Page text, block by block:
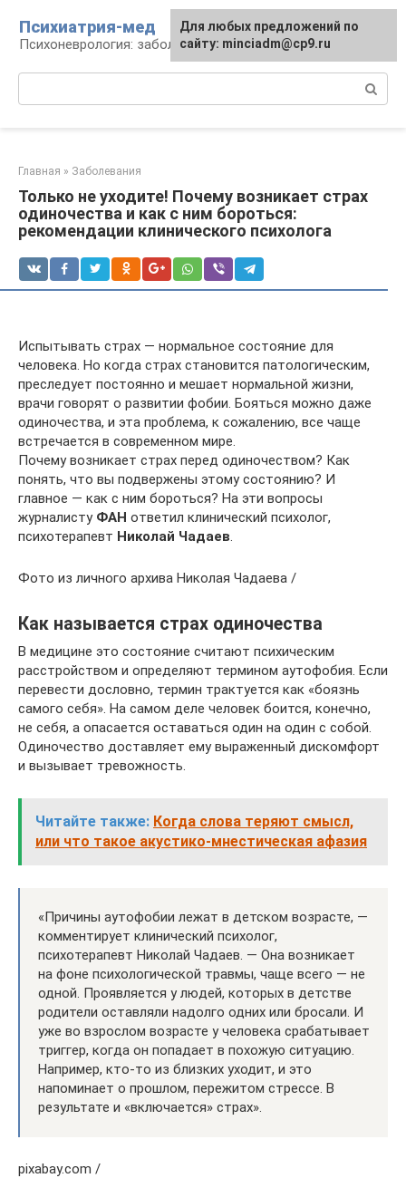
контенту
Психиатрия-мед
Психоневрология: заболевания и терапия
Главная » Заболевания
Только не уходите! Почему возникает страх
одиночества и как с ним бороться:
рекомендации клинического психолога
Испытывать страх — нормальное состояние для
человека. Но когда страх становится патологическим,
преследует постоянно и мешает нормальной жизни,
врачи говорят о развитии фобии. Бояться можно даже
одиночества, и эта проблема, к сожалению, все чаще
встречается в современном мире.
Почему возникает страх перед одиночеством? Как
понять, что вы подвержены этому состоянию? И
главное — как с ним бороться? На эти вопросы
журналисту ФАН ответил клинический психолог,
психотерапевт Николай Чадаев.
Фото из личного архива Николая Чадаева /
Как называется страх одиночества
В медицине это состояние считают психическим
расстройством и определяют термином аутофобия. Если
перевести дословно, термин трактуется как «боязнь
самого себя». На самом деле человек боится, конечно,
не себя, а опасается оставаться один на один с собой.
Одиночество доставляет ему выраженный дискомфорт
и вызывает тревожность.
Читайте также: Когда слова теряют смысл,
или что такое акустико-мнестическая афазия
«Причины аутофобии лежат в детском возрасте, —
комментирует клинический психолог,
психотерапевт Николай Чадаев. — Она возникает
на фоне психологической травмы, чаще всего — не
одной. Проявляется у людей, которых в детстве
родители оставляли надолго одних или бросали. И
уже во взрослом возрасте у человека срабатывает
триггер, когда он попадает в похожую ситуацию.
Например, кто-то из близких уходит, и это
напоминает о прошлом, пережитом стрессе. В
результате и «включается» страх».
pixabay.com /
Для любых предложений по
сайту: minciadm@cp9.ru